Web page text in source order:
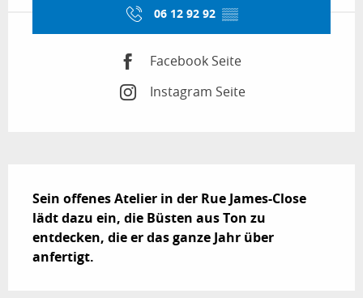
06 12 92 92 ▒▒
Facebook Seite
Instagram Seite
Sein offenes Atelier in der Rue James-Close
lädt dazu ein, die Büsten aus Ton zu
entdecken, die er das ganze Jahr über
anfertigt.